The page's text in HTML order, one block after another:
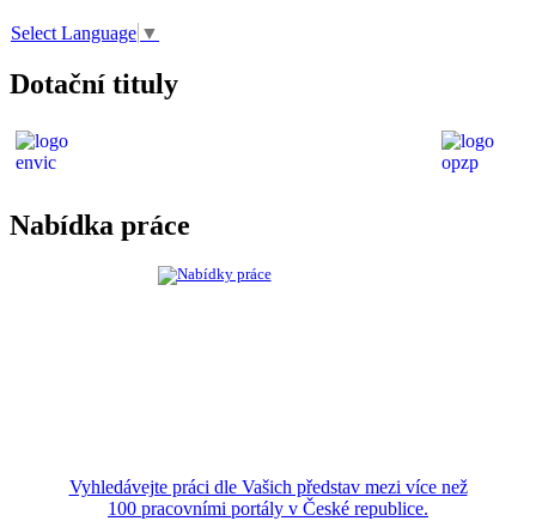
Select Language ▼
Dotační tituly
Nabídka práce
Vyhledávejte práci dle Vašich představ mezi více než
100 pracovními portály v České republice.